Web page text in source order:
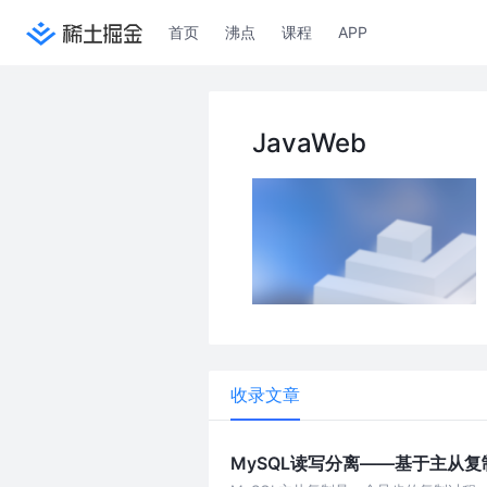
首页 沸点 课程 APP
JavaWeb
收录文章
MySQL读写分离——基于主从复